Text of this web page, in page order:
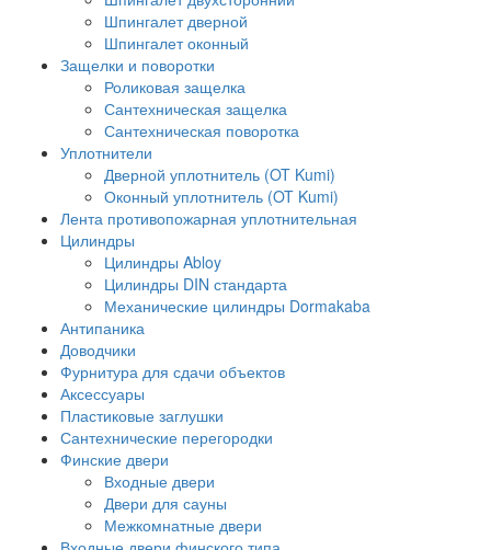
Шпингалет дверной
Шпингалет оконный
Защелки и поворотки
Роликовая защелка
Сантехническая защелка
Сантехническая поворотка
Уплотнители
Дверной уплотнитель (OT Kumi)
Оконный уплотнитель (OT Kumi)
Лента противопожарная уплотнительная
Цилиндры
Цилиндры Abloy
Цилиндры DIN стандарта
Механические цилиндры Dormakaba
Антипаника
Доводчики
Фурнитура для сдачи объектов
Аксессуары
Пластиковые заглушки
Сантехнические перегородки
Финские двери
Входные двери
Двери для сауны
Межкомнатные двери